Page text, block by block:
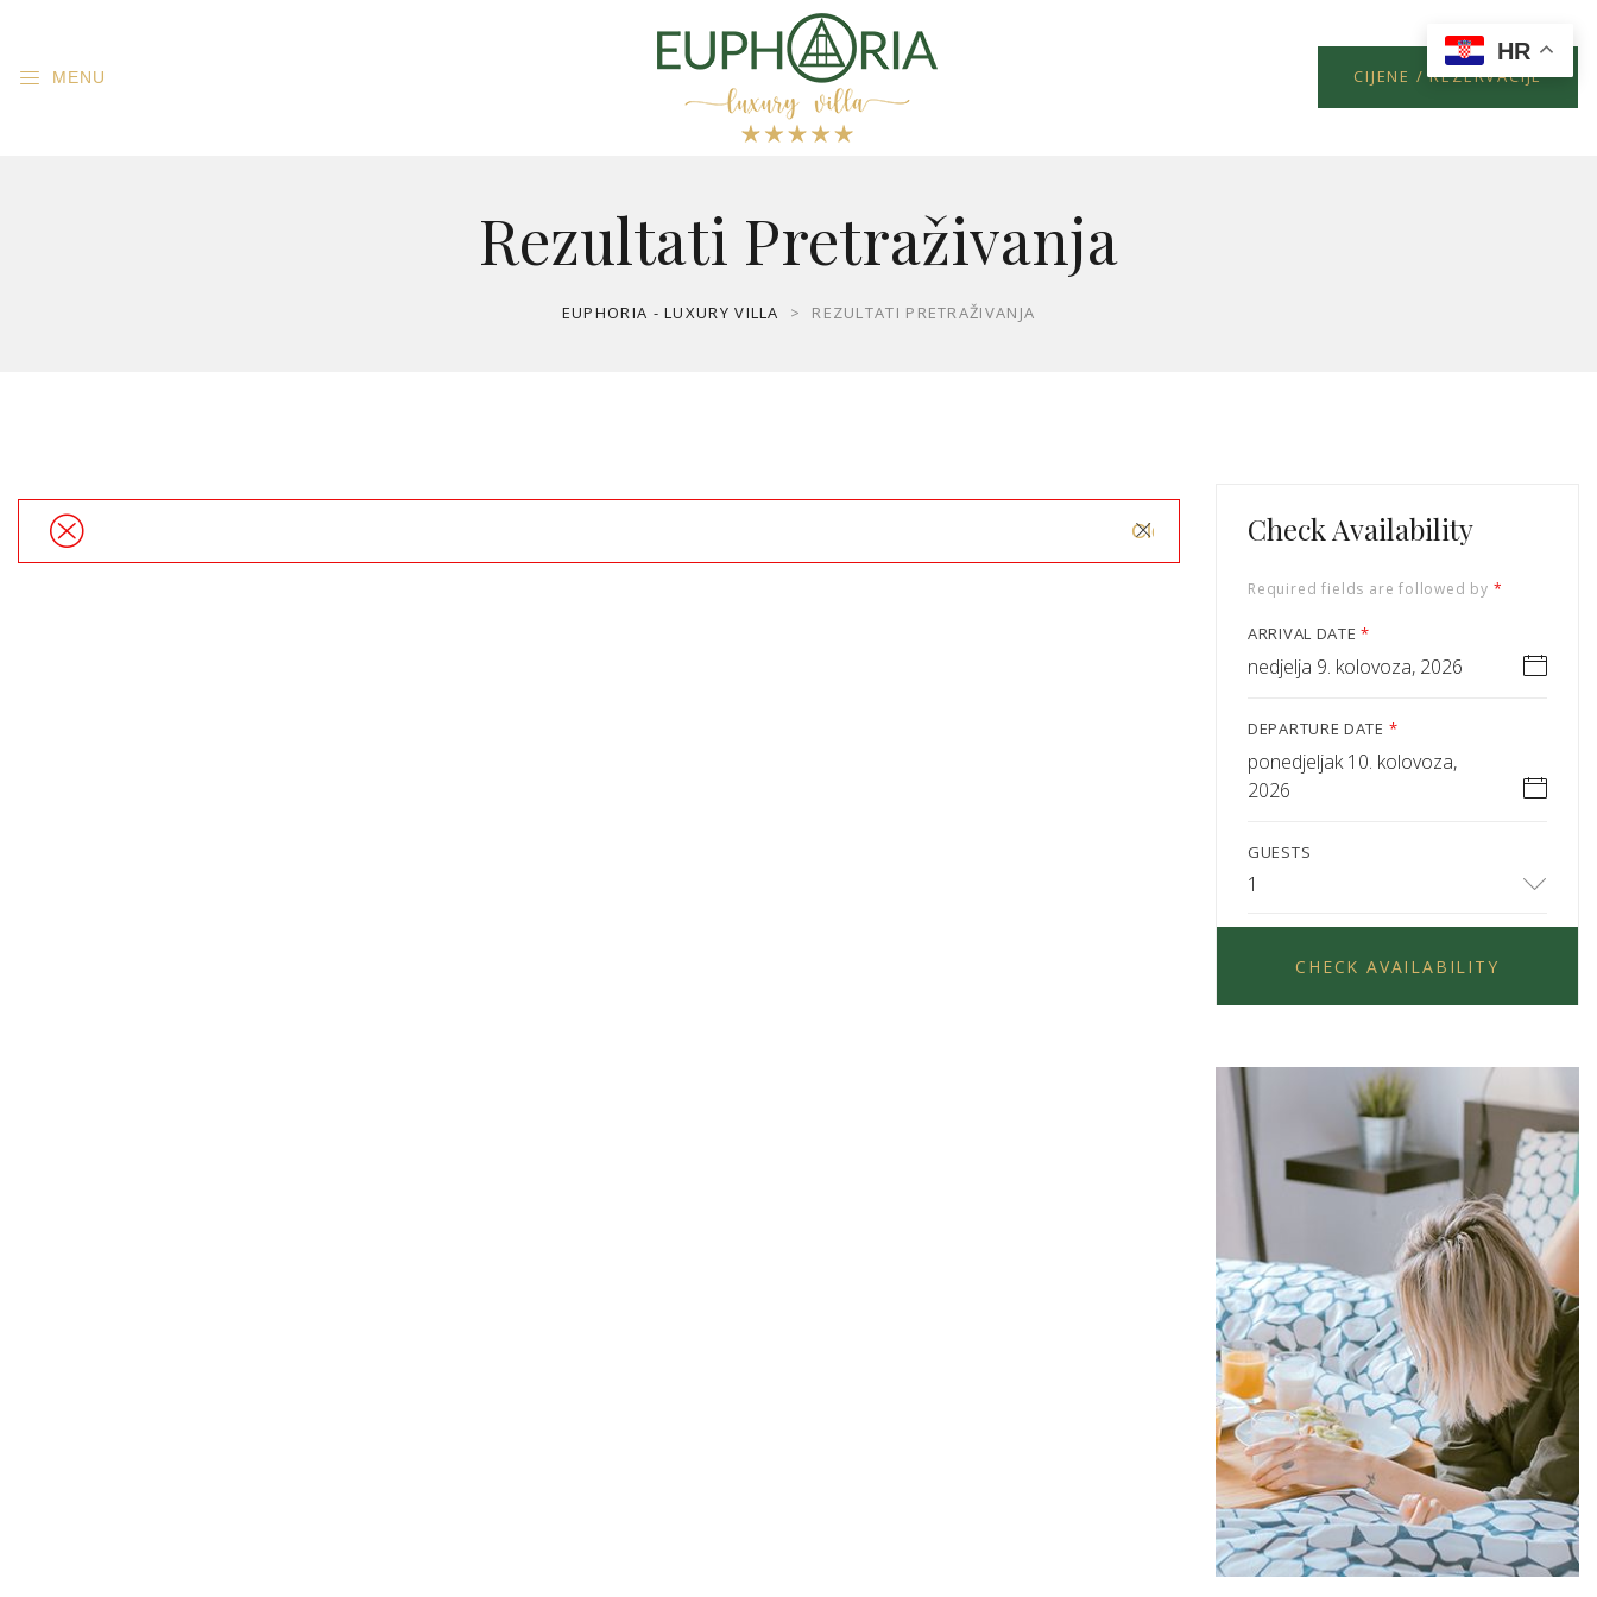
MENU CIJENE / REZERVACIJE
Rezultati Pretraživanja
EUPHORIA - LUXURY VILLA > REZULTATI PRETRAŽIVANJA
Close Check Availability
Required fields are followed by *
ARRIVAL DATE*
nedjelja 9. kolovoza, 2026
DEPARTURE DATE *
ponedjeljak 10. kolovoza,
2026
GUESTS
1
CHECK AVAILABILITY
Offers &
Packages
Donec eget tellus non erat lacinia
fermentum. Donec in velit vel ipsum
auctor pulvinar.
EXPLORE MORE
HR